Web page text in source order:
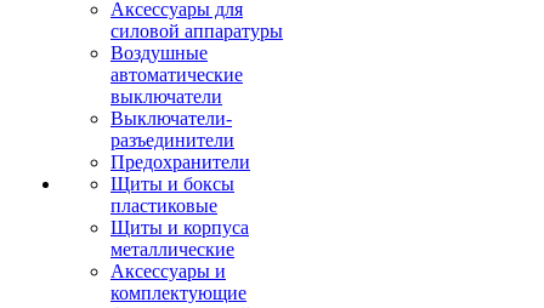
Аксессуары для
силовой аппаратуры
Воздушные
автоматические
выключатели
Выключатели-
разъединители
Предохранители
Щиты и боксы
пластиковые
Щиты и корпуса
металлические
Аксессуары и
комплектующие